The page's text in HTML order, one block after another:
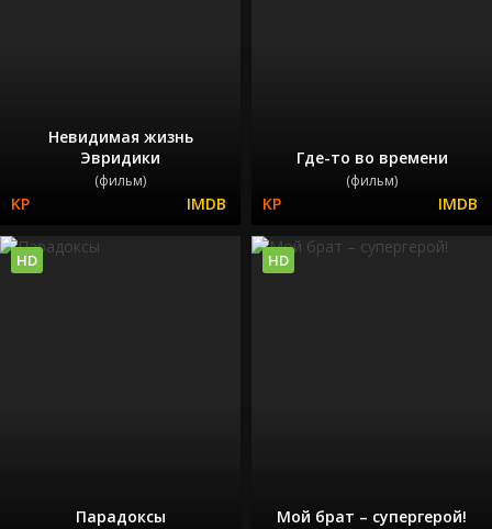
Невидимая жизнь
Эвридики
(фильм)
Где-то во времени
(фильм)
Парадоксы
HD
Мой брат – супергерой!
HD